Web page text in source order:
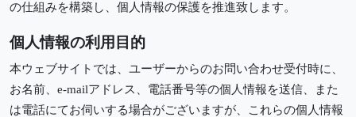
の仕組みを構築し、個人情報の保護を推進致します。
個人情報の利用目的
本ウェブサイトでは、ユーザーからのお問い合わせ受付時に、
お名前、e-mailアドレス、電話番号等の個人情報を送信、また
は電話にてお伺いする場合がございますが、これらの個人情報